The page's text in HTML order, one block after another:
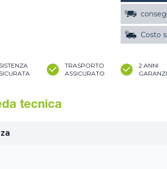
Costo
TRASPORTO
ASSICURATO
2 ANNI
tecnica